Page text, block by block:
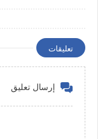
تعليقات
إرسال تعليق